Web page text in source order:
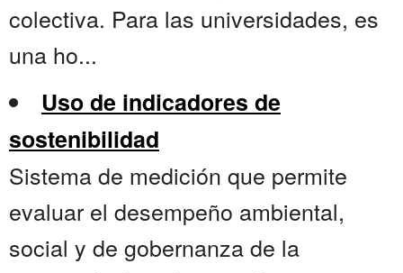
colectiva. Para las universidades, es
una ho...
Uso de indicadores de
sostenibilidad
Sistema de medición que permite
evaluar el desempeño ambiental,
social y de gobernanza de la